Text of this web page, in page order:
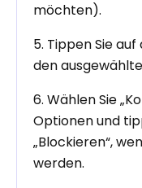
möchten).
5. Tippen Sie
den
6. Wählen Sie
Optionen und
„Blockieren“,
werden.